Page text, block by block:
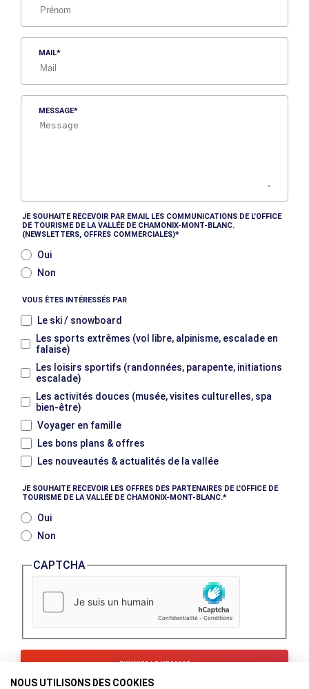
MAIL
MESSAGE
JE SOUHAITE RECEVOIR PAR EMAIL LES COMMUNICATIONS DE L'OFFICE
DE TOURISME DE LA VALLÉE DE CHAMONIX-MONT-BLANC.
(NEWSLETTERS, OFFRES COMMERCIALES)
Oui
Non
VOUS ÊTES INTÉRESSÉS PAR
Le ski / snowboard
Les sports extrêmes (vol libre, alpinisme, escalade en
falaise)
Les loisirs sportifs (randonnées, parapente, initiations
escalade)
Les activités douces (musée, visites culturelles, spa
bien-être)
Voyager en famille
Les bons plans & offres
Les nouveautés & actualités de la vallée
JE SOUHAITE RECEVOIR LES OFFRES DES PARTENAIRES DE L'OFFICE DE
TOURISME DE LA VALLÉE DE CHAMONIX-MONT-BLANC.
Oui
Non
CAPTCHA
NOUS UTILISONS DES COOKIES